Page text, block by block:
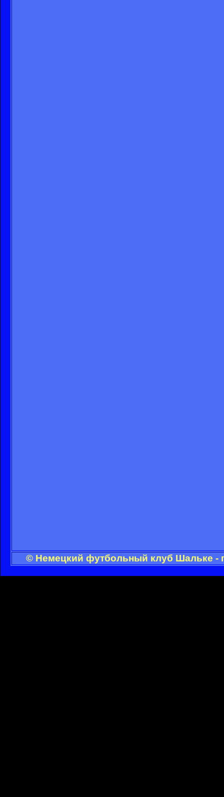
© Немецкий футбольный клуб Шальке -